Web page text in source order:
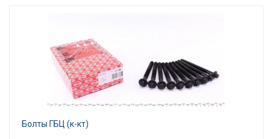
Болты ГБЦ (к-кт)